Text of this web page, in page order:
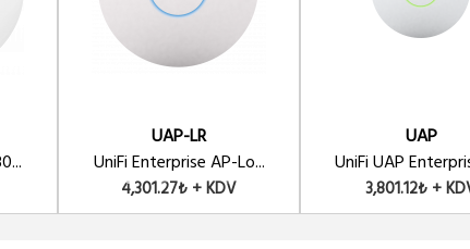
UAP-LR
UniFi Enterprise AP-Lo...
4,301.27₺ + KDV
UAP
UniFi UAP
3,801.12₺ +